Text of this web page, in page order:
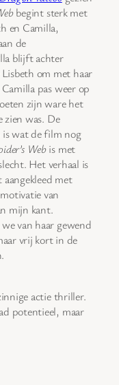
begint sterk met
en Camilla,
de
blijft achter
Lisbeth om met haar
pas weer op
zijn ware het
was. De
is wat de film nog
Webis met
Het verhaal is
met
van
mijn kant.
van haar gewend
vrij kort in de
actie thriller.
potentieel, maar